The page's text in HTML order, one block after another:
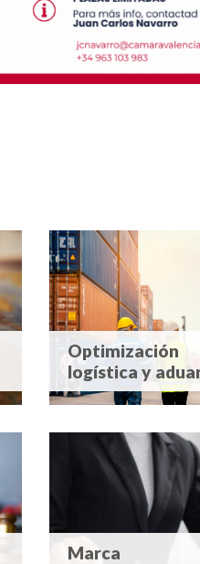
Optimización
logística y
Marca